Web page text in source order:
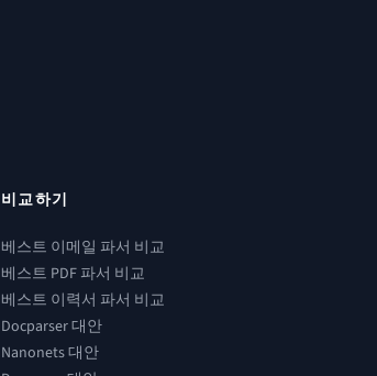
비교하기
베스트 이메일 파서 비교
베스트 PDF 파서 비교
베스트 이력서 파서 비교
Docparser 대안
Nanonets 대안